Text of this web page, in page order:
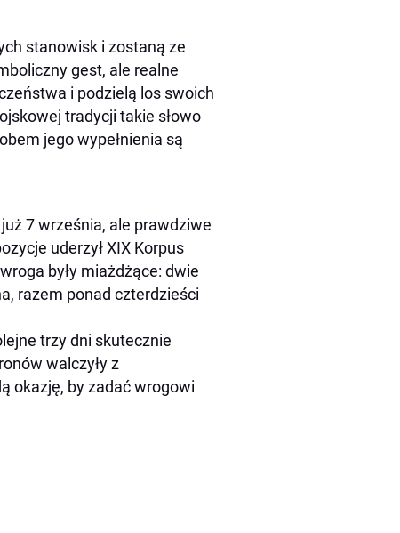
stanowisk i zostaną ze
gest, ale realne
i podzielą los swoich
tradycji takie słowo
jego wypełnienia są
7 września, ale prawdziwe
uderzył XIX Korpus
były miażdżące: dwie
razem ponad czterdzieści
trzy dni skutecznie
walczyły z
okazję, by zadać wrogowi